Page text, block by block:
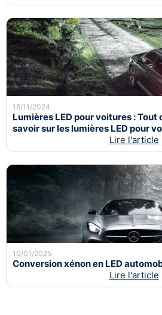
18/11/2024
Lumières LED pour voitures : Tout
savoir sur les lumières LED pour
Lire l'article
10/01/2025
Conversion xénon en LED
Lire l'article